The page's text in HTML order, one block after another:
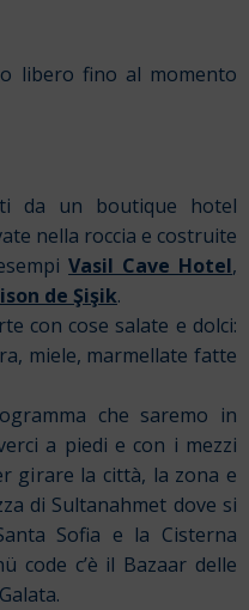
libero fino al momento
da un boutique hotel
nella roccia e costruite
Vasil Cave Hotel,
de Şişik.
con cose salate e dolci:
miele, marmellate fatte
che saremo in
a piedi e con i mezzi
girare la città, la zona e
di Sultanahmet dove si
Sofia e la Cisterna
code c’è il Bazaar delle